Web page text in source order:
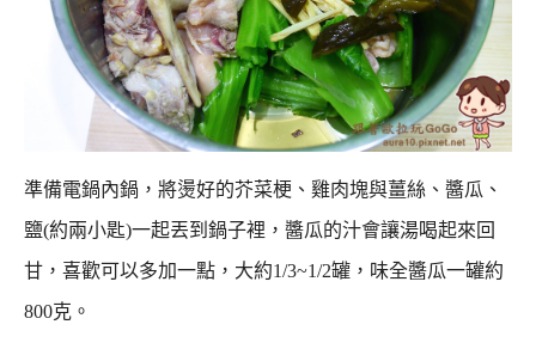
準備電鍋內鍋，將燙好的芥菜梗、雞肉塊與薑絲、醬瓜、
鹽(約兩小匙)一起丟到鍋子裡， 醬瓜的汁會讓湯喝起來回
甘，喜歡可以多加一點，大約1/3~1/2罐，味全醬瓜一罐約
800克。